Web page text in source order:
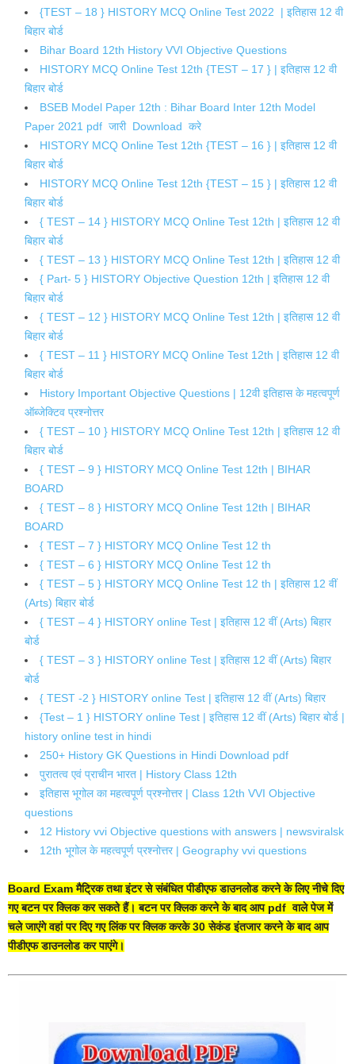
{TEST – 18 } HISTORY MCQ Online Test 2022 | इतिहास 12 वी
बिहार बोर्ड
Bihar Board 12th History VVI Objective Questions
HISTORY MCQ Online Test 12th {TEST – 17 } | इतिहास 12 वी
बिहार बोर्ड
BSEB Model Paper 12th : Bihar Board Inter 12th Model
Paper 2021 pdf जारी Download करे
HISTORY MCQ Online Test 12th {TEST – 16 } | इतिहास 12 वी
बिहार बोर्ड
HISTORY MCQ Online Test 12th {TEST – 15 } | इतिहास 12 वी
बिहार बोर्ड
{ TEST – 14 } HISTORY MCQ Online Test 12th | इतिहास 12 वी
बिहार बोर्ड
{ TEST – 13 } HISTORY MCQ Online Test 12th | इतिहास 12 वी
{ Part- 5 } HISTORY Objective Question 12th | इतिहास 12 वी
बिहार बोर्ड
{ TEST – 12 } HISTORY MCQ Online Test 12th | इतिहास 12 वी
बिहार बोर्ड
{ TEST – 11 } HISTORY MCQ Online Test 12th | इतिहास 12 वी
बिहार बोर्ड
History Important Objective Questions | 12वी इतिहास के महत्वपूर्ण
ऑब्जेक्टिव प्रश्नोत्तर
{ TEST – 10 } HISTORY MCQ Online Test 12th | इतिहास 12 वी
बिहार बोर्ड
{ TEST – 9 } HISTORY MCQ Online Test 12th | BIHAR
BOARD
{ TEST – 8 } HISTORY MCQ Online Test 12th | BIHAR
BOARD
{ TEST – 7 } HISTORY MCQ Online Test 12 th
{ TEST – 6 } HISTORY MCQ Online Test 12 th
{ TEST – 5 } HISTORY MCQ Online Test 12 th | इतिहास 12 वीं
(Arts) बिहार बोर्ड
{ TEST – 4 } HISTORY online Test | इतिहास 12 वीं (Arts) बिहार
बोर्ड
{ TEST – 3 } HISTORY online Test | इतिहास 12 वीं (Arts) बिहार
बोर्ड
{ TEST -2 } HISTORY online Test | इतिहास 12 वीं (Arts) बिहार
{Test – 1 } HISTORY online Test | इतिहास 12 वीं (Arts) बिहार बोर्ड |
history online test in hindi
250+ History GK Questions in Hindi Download pdf
पुरातत्व एवं प्राचीन भारत | History Class 12th
इतिहास भूगोल का महत्वपूर्ण प्रश्नोत्तर | Class 12th VVI Objective
questions
12 History vvi Objective questions with answers | newsviralsk
12th भूगोल के महत्वपूर्ण प्रश्नोत्तर | Geography vvi questions
Board Exam मैट्रिक तथा इंटर से संबंधित पीडीएफ डाउनलोड करने के लिए नीचे दिए
गए बटन पर क्लिक कर सकते हैं। बटन पर क्लिक करने के बाद आप pdf वाले पेज में
चले जाएंगे वहां पर दिए गए लिंक पर क्लिक करके 30 सेकंड इंतजार करने के बाद आप
पीडीएफ डाउनलोड कर पाएंगे।